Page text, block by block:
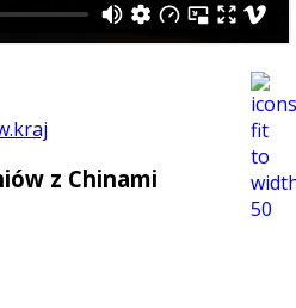
z Chinami